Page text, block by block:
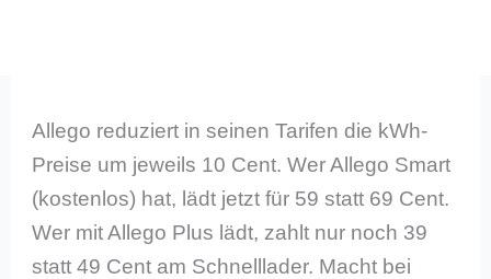
Allego reduziert in seinen Tarifen die kWh-
Preise um jeweils 10 Cent. Wer Allego Smart
(kostenlos) hat, lädt jetzt für 59 statt 69 Cent.
Wer mit Allego Plus lädt, zahlt nur noch 39
statt 49 Cent am Schnelllader. Macht bei